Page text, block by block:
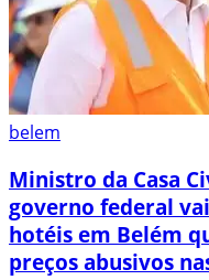
belem
Ministro da Casa
governo federal
hotéis em Belém
preços abusivos